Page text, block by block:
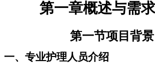
第一章概述与需
第一节项目背景
一、专业护理人员介绍